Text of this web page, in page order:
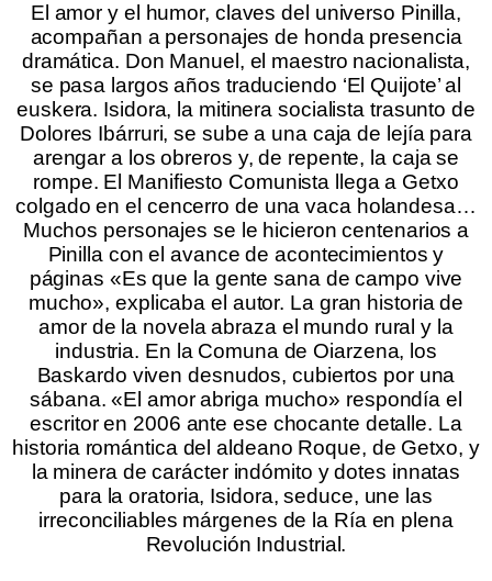
El amor y el humor, claves del universo Pinilla,
acompañan a personajes de honda presencia
dramática. Don Manuel, el maestro nacionalista,
se pasa largos años traduciendo ‘El Quijote’ al
euskera. Isidora, la mitinera socialista trasunto de
Dolores Ibárruri, se sube a una caja de lejía para
arengar a los obreros y, de repente, la caja se
rompe. El Manifiesto Comunista llega a Getxo
colgado en el cencerro de una vaca holandesa…
Muchos personajes se le hicieron centenarios a
Pinilla con el avance de acontecimientos y
páginas «Es que la gente sana de campo vive
mucho», explicaba el autor. La gran historia de
amor de la novela abraza el mundo rural y la
industria. En la Comuna de Oiarzena, los
Baskardo viven desnudos, cubiertos por una
sábana. «El amor abriga mucho» respondía el
escritor en 2006 ante ese chocante detalle. La
historia romántica del aldeano Roque, de Getxo, y
la minera de carácter indómito y dotes innatas
para la oratoria, Isidora, seduce, une las
irreconciliables márgenes de la Ría en plena
Revolución Industrial.